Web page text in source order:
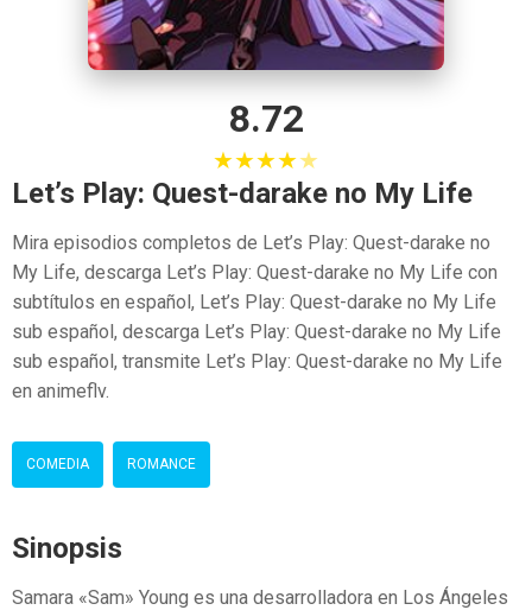
8.72
★★★★★
Let’s Play: Quest-darake no My Life
Mira episodios completos de Let’s Play: Quest-darake no
My Life, descarga Let’s Play: Quest-darake no My Life con
subtítulos en español, Let’s Play: Quest-darake no My Life
sub español, descarga Let’s Play: Quest-darake no My Life
sub español, transmite Let’s Play: Quest-darake no My Life
en animeflv.
COMEDIA ROMANCE
Sinopsis
Samara «Sam» Young es una desarrolladora en Los Ángeles